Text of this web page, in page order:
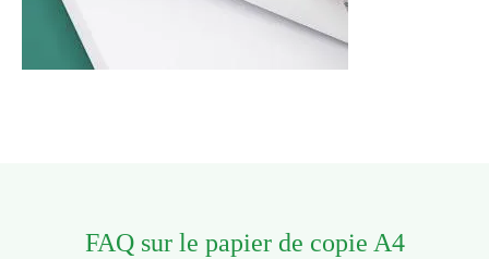
FAQ sur le papier de copie A4